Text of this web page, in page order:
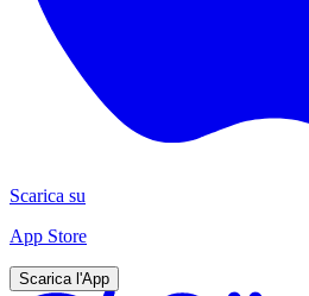
Scarica su
App Store
Scarica l'App